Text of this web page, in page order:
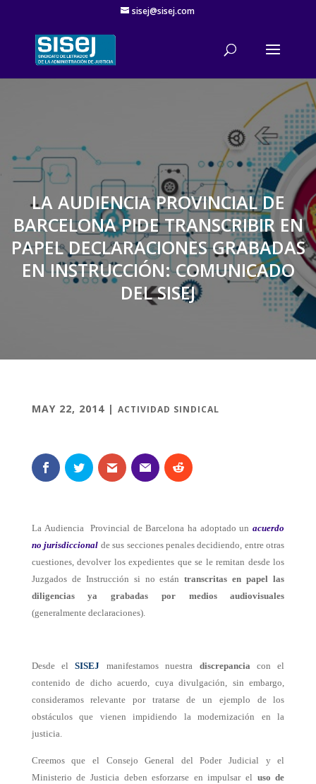
sisej@sisej.com
'
LA AUDIENCIA PROVINCIAL DE
BARCELONA PIDE TRANSCRIBIR EN
PAPEL DECLARACIONES GRABADAS
EN INSTRUCCIÓN: COMUNICADO
DEL SISEJ
MAY 22, 2014| ACTIVIDAD SINDICAL
La Audiencia Provincial de Barcelona ha adoptado unacuerdo
no jurisdiccional de sus secciones penales decidiendo, entre otras
cuestiones, devolver los expedientes que se le remitan desde los
Juzgados de Instrucción si no estántranscritas en papel las
diligencias ya grabadas por medios audiovisuales
(generalmente declaraciones).
Desde elSISEJ manifestamos nuestra discrepancia con el
contenido de dicho acuerdo, cuya divulgación, sin embargo,
consideramos relevante por tratarse de un ejemplo de los
obstáculos que vienen impidiendo la modernización en la
justicia.
Creemos que el Consejo General del Poder Judicial y el
Ministerio de Justicia deben esforzarse en impulsar el uso de